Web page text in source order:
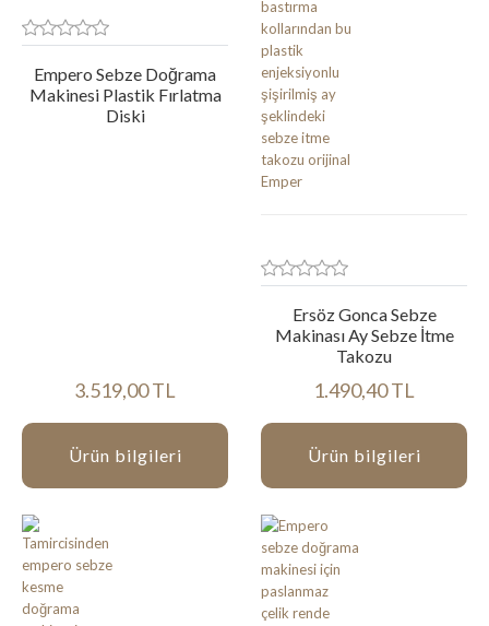
Empero Sebze Doğrama
Makinesi Plastik Fırlatma
Diski
3.519,00 TL
Ürün bilgileri
Ersöz Gonca Sebze
Makinası Ay Sebze İtme
Takozu
1.490,40 TL
Ürün bilgileri